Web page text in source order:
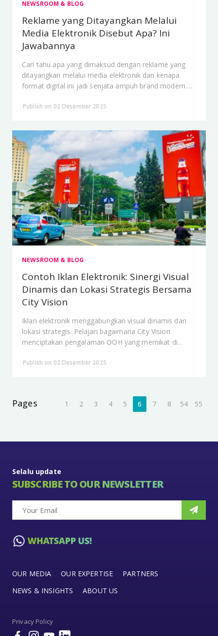
NEWSROOM & BLOG
Reklame yang Ditayangkan Melalui
Media Elektronik Disebut Apa? Ini
Jawabannya
Cari tahu apa yang dimaksud dengan reklame yang
ditayangkan melalui media elektronik dan kenapa
format digital ini jadi senjata ampuh brand modern.
Publish on 02 Desember 2025
NEWSROOM & BLOG
Contoh Iklan Elektronik: Sinergi Visual
Dinamis dan Lokasi Strategis Bersama
City Vision
Iklan elektronik menggabungkan visual dinamis dan
lokasi strategis. Pelajari bagaimana City Vision
menciptakan pengalaman OOH yang memikat di
Publish on 02 Desember 2025
Pages 1 2 3 4 5 6 7 8 54 55
Selalu update
SUBSCRIBE TO OUR NEWSLETTER
OUR MEDIA OUR EXPERTISE
PARTNERS
NEWS & INSIGHTS
ABOUT US
Privacy Policy